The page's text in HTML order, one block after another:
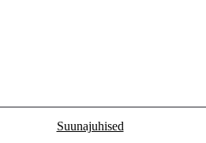
Suunajuhised
(Opens in new tab)